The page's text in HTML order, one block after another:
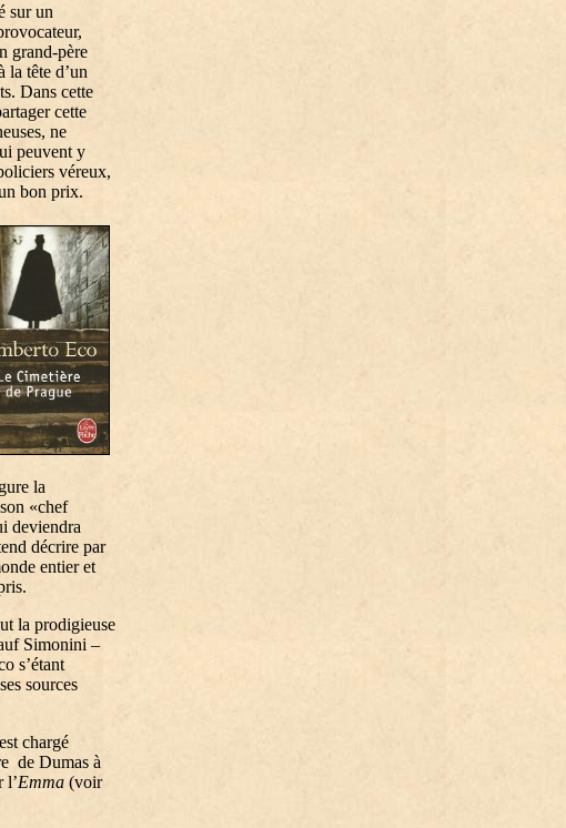
sur un
grand-père
la tête d’un
Dans cette
cette
ne
peuvent y
véreux,
bon prix.
la
«chef
deviendra
décrire par
entier et
la prodigieuse
Simonini –
s’étant
sources
chargé
de Dumas à
l’Emma (voir